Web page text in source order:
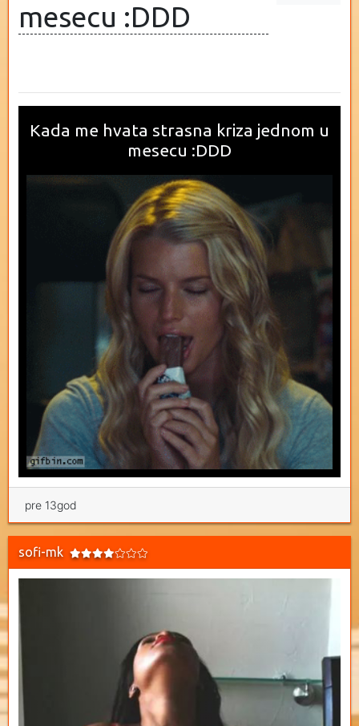
mesecu :DDD
Kada me hvata strasna kriza jednom u
mesecu :DDD
pre 13god
sofi-mk